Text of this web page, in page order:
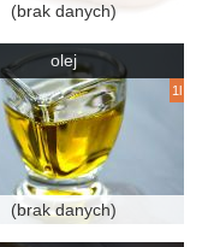
(brak danych)
olej
1l
(brak danych)